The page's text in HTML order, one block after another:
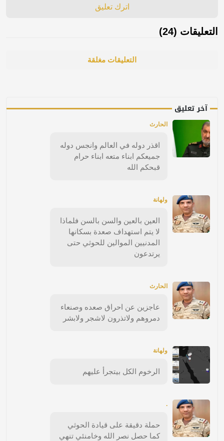
اترك تعليق
التعليقات (24)
التعليقات مغلقة
آخر تعليق
الحارث
اقذر دوله في العالم وانجس دوله
جميعكم ابناء متعه ابناء حرام
قبحكم الله
ولهانة
العين بالعين والسن بالسن فلماذا
لا يتم استهداف صعدة بسكانها
المدنيين الموالين للحوثي حتى
يرتدعون
الحارث
عاجزين عن احراق صعده وصنعاء
دمروهم ولاتذرون لاشجر ولابشر
ولهانة
الرخوم الكل بيتجرأ عليهم
.
حملة دقيقة على قيادة الحوثي
كما حصل نصر الله وخامنئي تنهي